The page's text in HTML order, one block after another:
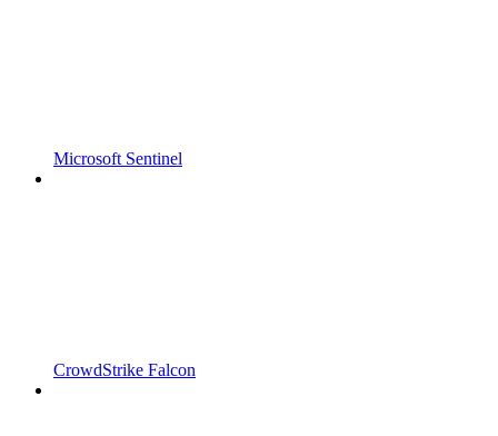
Microsoft Sentinel
CrowdStrike Falcon